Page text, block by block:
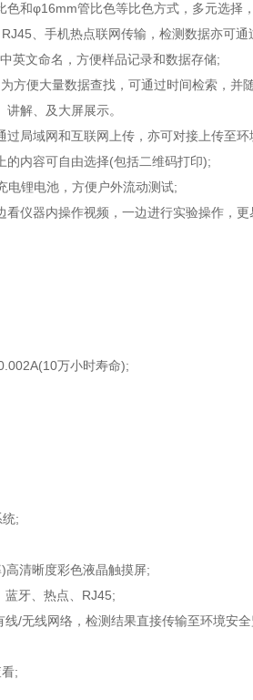
φ16mm管比色等比色方式，多元选择
、手机热点联网传输，检测数据亦可通
文命名，方便样品记录和数据存储;
便大量数据查找，可通过时间检索，并
解、及大屏展示。
域网和互联网上传，亦可对接上传至环
内容可自由选择(包括二维码打印);
锂电池，方便户外流动测试;
仪器内操作视频，一边进行实验操作，更
万小时寿命);
;
清晰度彩色液晶触摸屏;
牙、热点、RJ45;
无线网络，检测结果直接传输至环境安全
;